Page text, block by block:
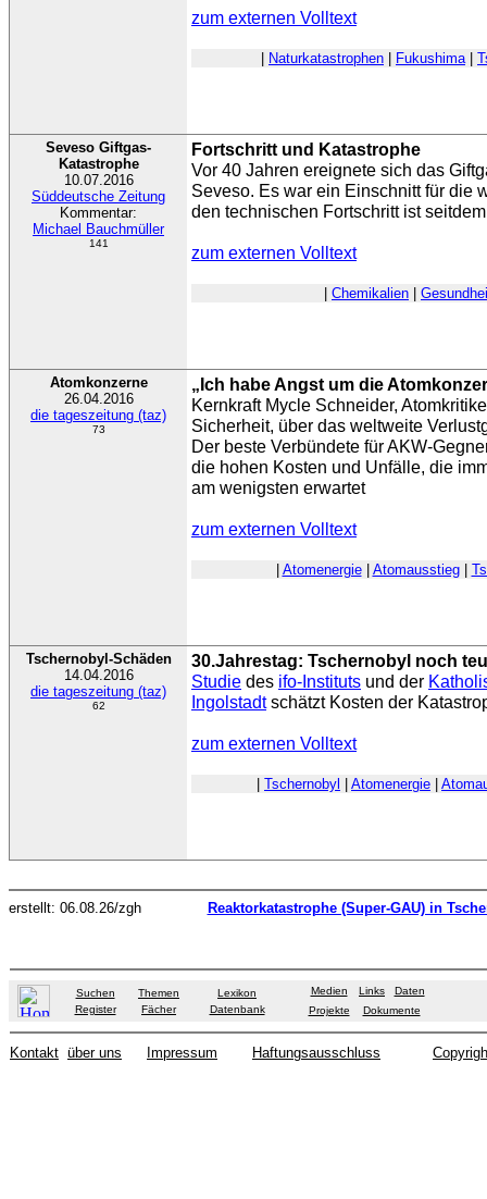
zum externen Volltext
Naturkatastrophen Fukushima|
Seveso Giftgas-
Katastrophe
10.07.2016
Süddeutsche Zeitung
Kommentar:
Michael Bauchmüller
141
Fortschritt und Katastrophe
Vor 40 Jahren ereignete sich das
Seveso. Es war ein Einschnitt für die
den technischen Fortschritt ist
zum externen Volltext
Chemikalien
Atomkonzerne
26.04.2016
die tageszeitung (taz)
73
„Ich habe Angst um die
Kernkraft Mycle Schneider,
Sicherheit, über das weltweite
Der beste Verbündete für AKW-
die hohen Kosten und Unfälle, die
am wenigsten erwartet
zum externen Volltext
Atomenergie| Atomausstieg|
Tschernobyl-Schäden
14.04.2016
die tageszeitung (taz)
62
30.Jahrestag: Tschernobyl noch
Studie des ifo-Instituts und der
Ingolstadtschätzt Kosten der
zum externen Volltext
Tschernobyl Atomenergie
erstellt: 06.08.26/zgh Reaktorkatastrophe (Super-GAU) in
Suchen Themen
Lexikon
Register
Fächer Datenbank
Medien Links
Daten
Projekte
Dokumente
Kontakt über uns Impressum Haftungsausschluss